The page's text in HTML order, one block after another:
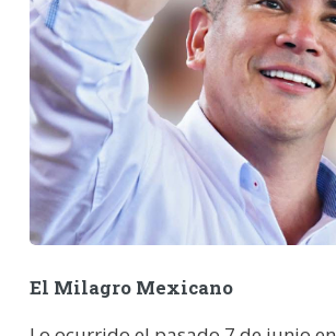
El Milagro Mexicano